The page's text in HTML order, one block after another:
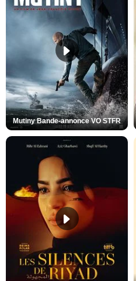
Mutiny Bande-annonce VO STFR